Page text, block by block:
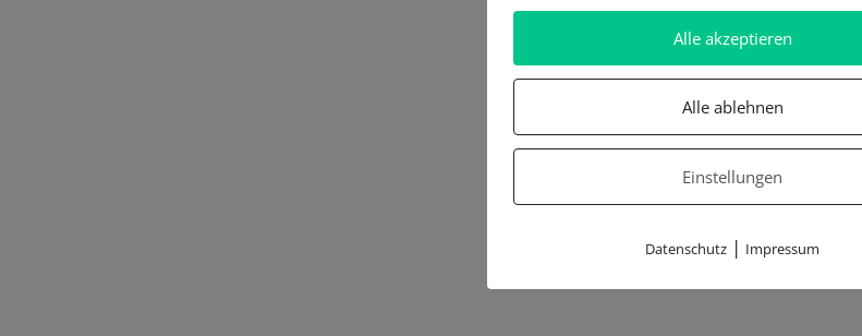
Alle akzeptieren
Alle ablehnen
Einstellungen
Datenschutz | Impressum